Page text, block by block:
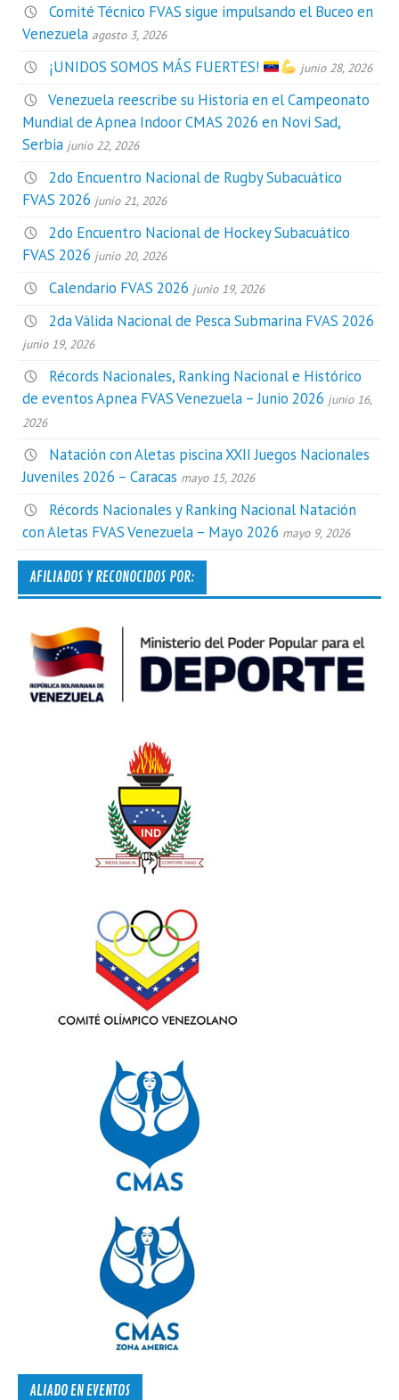
Comité Técnico FVAS sigue impulsando el Buceo en
Venezuela agosto 3, 2026
¡UNIDOS SOMOS MÁS FUERTES! junio 28, 2026
Venezuela reescribe su Historia en el Campeonato
Mundial de Apnea Indoor CMAS 2026 en Novi Sad,
Serbia junio 22, 2026
2do Encuentro Nacional de Rugby Subacuático
FVAS 2026 junio 21, 2026
2do Encuentro Nacional de Hockey Subacuático
FVAS 2026 junio 20, 2026
Calendario FVAS 2026 junio 19, 2026
2da Válida Nacional de Pesca Submarina FVAS 2026
junio 19, 2026
Récords Nacionales, Ranking Nacional e Histórico
de eventos Apnea FVAS Venezuela – Junio 2026 junio 16,
2026
Natación con Aletas piscina XXII Juegos Nacionales
Juveniles 2026 – Caracas mayo 15, 2026
Récords Nacionales y Ranking Nacional Natación
con Aletas FVAS Venezuela – Mayo 2026 mayo 9, 2026
AFILIADOS Y RECONOCIDOS POR:
ALIADO EN EVENTOS